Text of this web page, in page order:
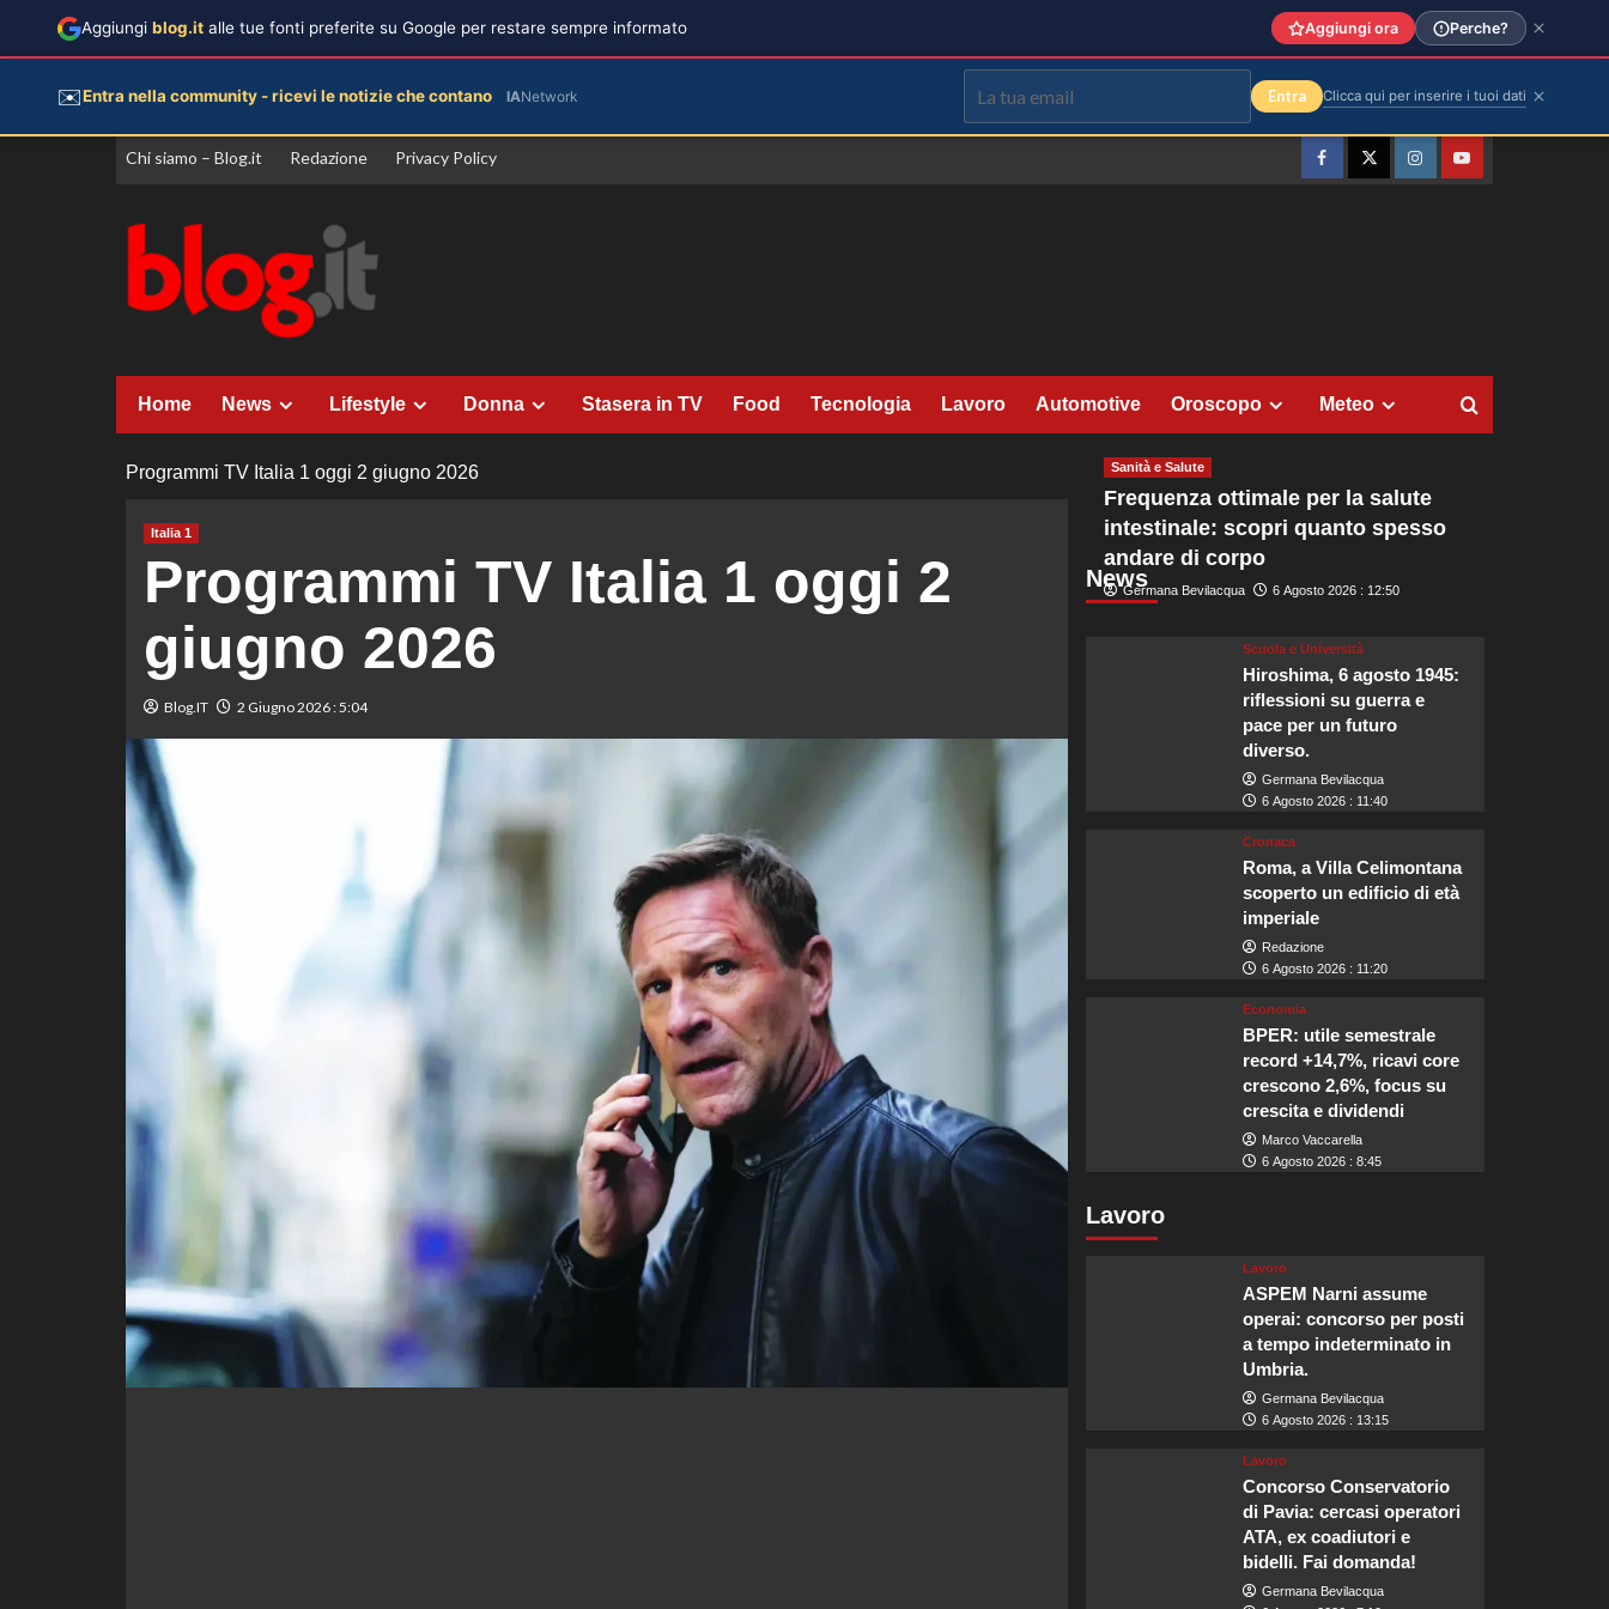
Vai
Chi siamo – Blog.it Redazione Privacy Policy
FacebookTwitterInstagramYouTube
Home News Lifestyle Donna Stasera in TV Food Tecnologia Lavoro Automotive Oroscopo Meteo
Programmi TV Italia 1 oggi 2 giugno 2026
Italia 1
Programmi TV Italia 1 oggi 2
giugno 2026
Blog.IT 2 Giugno 2026 : 5:04
News
Sanità e Salute
Frequenza ottimale per la salute
intestinale: scopri quanto spesso
andare di corpo
Germana Bevilacqua 6 Agosto 2026 : 12:50
Scuola e Università
Hiroshima, 6 agosto 1945:
riflessioni su guerra e
pace per un futuro
diverso.
Germana Bevilacqua
6 Agosto 2026 : 11:40
Cronaca
Roma, a Villa Celimontana
scoperto un edificio di età
imperiale
Redazione
6 Agosto 2026 : 11:20
Economia
BPER: utile semestrale
record +14,7%, ricavi core
crescono 2,6%, focus su
crescita e dividendi
Marco Vaccarella
6 Agosto 2026 : 8:45
Lavoro
Lavoro
ASPEM Narni assume
operai: concorso per posti
a tempo indeterminato in
Umbria.
Germana Bevilacqua
6 Agosto 2026 : 13:15
Lavoro
Concorso Conservatorio
di Pavia: cercasi operatori
ATA, ex coadiutori e
bidelli. Fai domanda!
Germana Bevilacqua
Aggiungi blog.it alle tue fonti preferite su Google per restare sempre informato Aggiungi ora Perche?
✉️Entra nella community - ricevi le notizie che contano IANetwork Entra Clicca qui per inserire i tuoi dati